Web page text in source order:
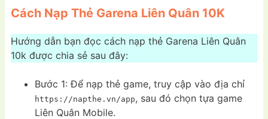
Cách Nạp Thẻ Garena Liên Quân 10K
Hướng dẫn bạn đọc cách nạp thẻ Garena Liên Quân
10k được chia sẻ sau đây:
Bước 1: Để nạp thẻ game, truy cập vào địa chỉ
https://napthe.vn/app, sau đó chọn tựa game
Liên Quân Mobile.